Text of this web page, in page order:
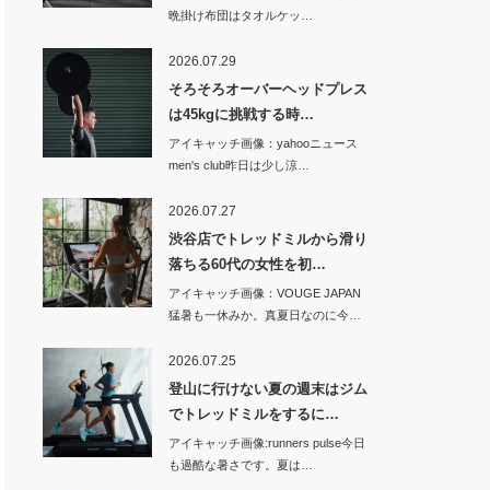
晩掛け布団はタオルケッ…
2026.07.29
そろそろオーバーヘッドプレス
は45kgに挑戦する時…
アイキャッチ画像：yahooニュース
men's club昨日は少し涼…
2026.07.27
渋谷店でトレッドミルから滑り
落ちる60代の女性を初…
アイキャッチ画像：VOUGE JAPAN
猛暑も一休みか。真夏日なのに今…
2026.07.25
登山に行けない夏の週末はジム
でトレッドミルをするに…
アイキャッチ画像:runners pulse今日
も過酷な暑さです。夏は…